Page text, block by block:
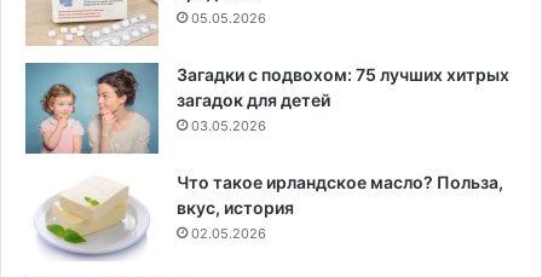
05.05.2026
Загадки с подвохом: 75 лучших хитрых
загадок для детей
03.05.2026
Что такое ирландское масло? Польза,
вкус, история
02.05.2026